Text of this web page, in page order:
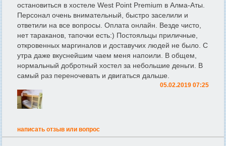
остановиться в хостеле West Point Premium в Алма-Аты.
Персонал очень внимательный, быстро заселили и
ответили на все вопросы. Оплата онлайн. Везде чисто,
нет тараканов, тапочки есть:) Постояльцы приличные,
откровенных маргиналов и доставучих людей не было. С
утра даже вкуснейшим чаем меня напоили. В общем,
нормальный добротный хостел за небольшие деньги. В
самый раз переночевать и двигаться дальше.
05.02.2019 07:25
написать отзыв или вопрос